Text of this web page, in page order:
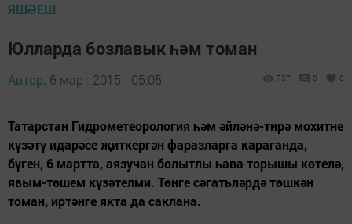
ЯШӘЕШ
Юлларда бозлавык һәм томан
Автор, 6 март 2015 - 05:05 737 0 0
Татарстан Гидрометеорология һәм әйләнә-тирә мохитне
күзәтү идарәсе җиткергән фаразларга караганда,
бүген, 6 мартта, аязучан болытлы һава торышы көтелә,
явым-төшем күзәтелми. Төнге сәгатьләрдә төшкән
томан, иртәнге якта да саклана.